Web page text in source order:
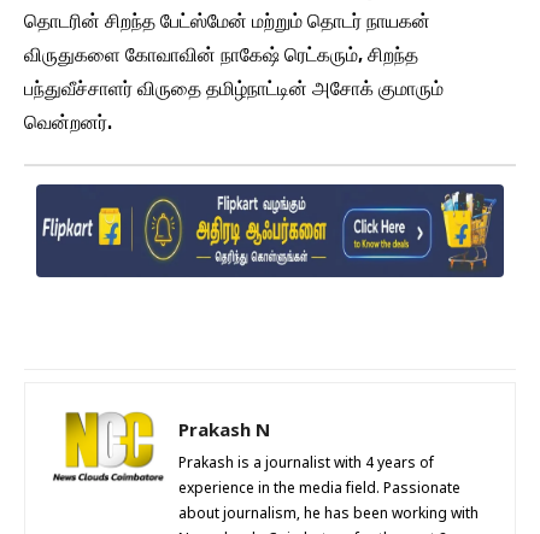
தொடரின் சிறந்த பேட்ஸ்மேன் மற்றும் தொடர் நாயகன்
விருதுகளை கோவாவின் நாகேஷ் ரெட்கரும், சிறந்த
பந்துவீச்சாளர் விருதை தமிழ்நாட்டின் அசோக் குமாரும்
வென்றனர்.
Prakash N
Prakash is a journalist with 4 years of
experience in the media field. Passionate
about journalism, he has been working with